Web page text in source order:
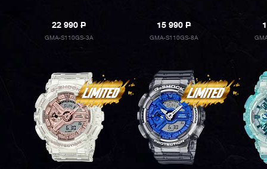
22 990P
GMA-S110GS-3A
15 990P
GMA-S110GS-8A